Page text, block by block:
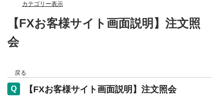
カテゴリー表示
【FXお客様サイト画面説明】注文照
会
戻る
【FXお客様サイト画面説明】注文照会